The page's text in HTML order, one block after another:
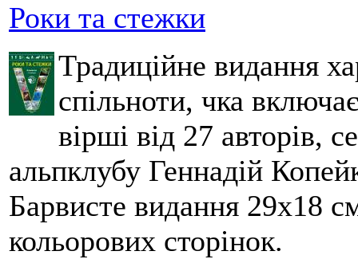
Роки та стежки
Традиційне видання
спільноти, чка
вірші від 27 авторів,
альпклубу Геннадій
Барвисте видання 29х18
кольорових сторінок.